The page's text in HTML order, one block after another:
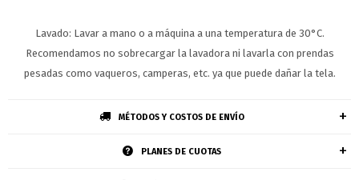
Lavado: Lavar a mano o a máquina a una temperatura de 30°C.
Recomendamos no sobrecargar la lavadora ni lavarla con prendas
pesadas como vaqueros, camperas, etc. ya que puede dañar la tela.
MÉTODOS Y COSTOS DE ENVÍO
PLANES DE CUOTAS